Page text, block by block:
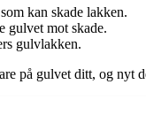
kan skade lakken.
gulvet mot skade.
gulvlakken.
på gulvet ditt, og nyt